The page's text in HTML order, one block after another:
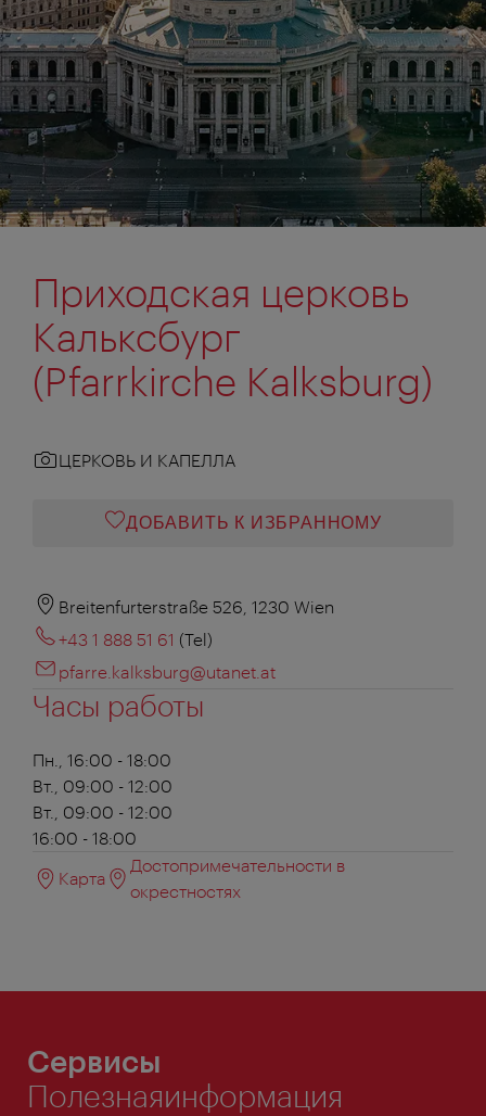
Приходская церковь
Кальксбург
(Pfarrkirche Kalksburg)
ЦЕРКОВЬ И КАПЕЛЛА
ДОБАВИТЬ К ИЗБРАННОМУ
Breitenfurterstraße 526, 1230 Wien
+43 1 888 51 61 (Tel)
pfarre.kalksburg@utanet.at
Часы работы
Пн., 16:00 - 18:00
Вт., 09:00 - 12:00
Вт., 09:00 - 12:00
16:00 - 18:00
Карта
Достопримечательности в
окрестностях
Сервисы
Полезнаяинформация